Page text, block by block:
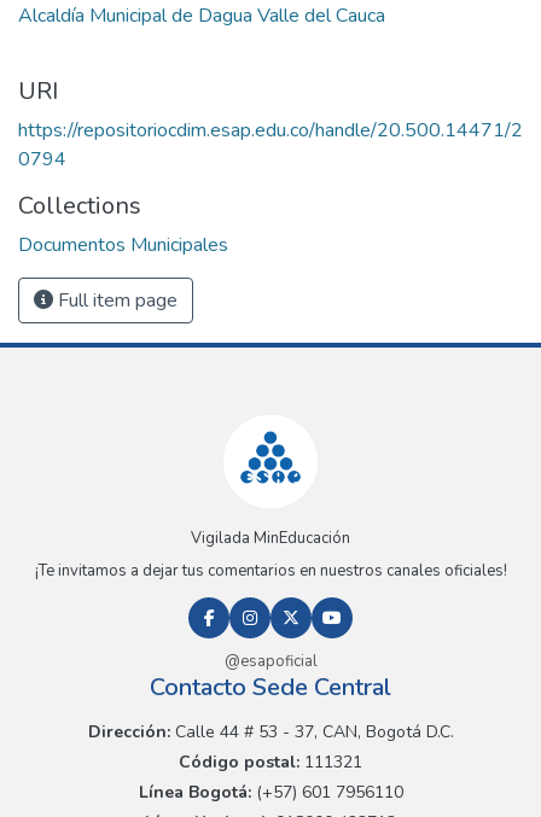
Alcaldía Municipal de Dagua Valle del Cauca
URI
https://repositoriocdim.esap.edu.co/handle/20.500.14471/2
0794
Collections
Documentos Municipales
Full item page
Vigilada MinEducación
¡Te invitamos a dejar tus comentarios en nuestros canales oficiales!
@esapoficial
Contacto Sede Central
Dirección:Calle 44 # 53 - 37, CAN, Bogotá D.C.
Código postal: 111321
Línea Bogotá:(+57) 601 7956110